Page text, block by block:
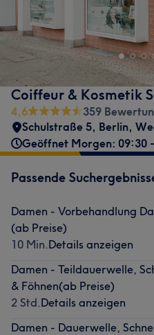
Coiffeur & Kosmetik
4,6
359
Schulstraße 5, Berlin,
Geöffnet Morgen: 09:30
Passende
Damen - Vorbehandlung
(ab Preise)
10 Min.Details anzeigen
Damen - Teildauerwelle,
& Föhnen(ab Preise)
2 Std.Details anzeigen
Damen - Dauerwelle,